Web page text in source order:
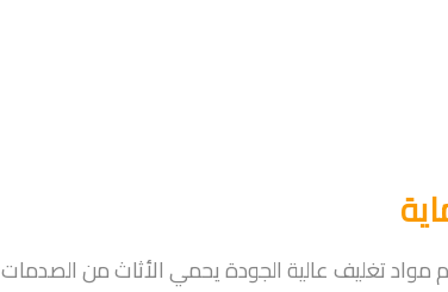
تغليف عالية الجودة يحمي الأثاث من الصدمات